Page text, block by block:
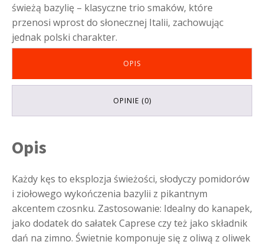
świeżą bazylię – klasyczne trio smaków, które
przenosi wprost do słonecznej Italii, zachowując
jednak polski charakter.
OPIS
OPINIE (0)
Opis
Każdy kęs to eksplozja świeżości, słodyczy pomidorów
i ziołowego wykończenia bazylii z pikantnym
akcentem czosnku. Zastosowanie: Idealny do kanapek,
jako dodatek do sałatek Caprese czy też jako składnik
dań na zimno. Świetnie komponuje się z oliwą z oliwek